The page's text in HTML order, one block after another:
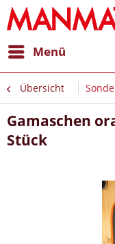
Menü
Übersicht
Gamaschen
Stück